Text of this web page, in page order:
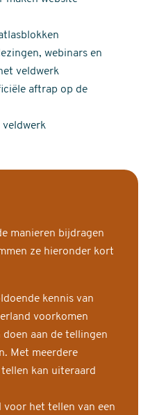
webinars en
veldwerk
aftrap op de
manieren bijdragen
ze hieronder kort
kennis van
voorkomen
doen aan de tellingen
Met meerdere
kan uiteraard
het tellen van een